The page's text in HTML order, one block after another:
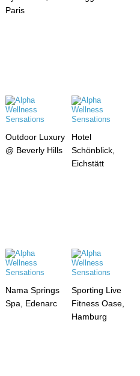
Paris
Outdoor Luxury
@ Beverly Hills
Hotel
Schönblick,
Eichstätt
Nama Springs
Spa, Edenarc
Sporting Live
Fitness Oase,
Hamburg